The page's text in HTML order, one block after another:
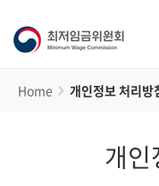
Home 개인정보 처리방
개인